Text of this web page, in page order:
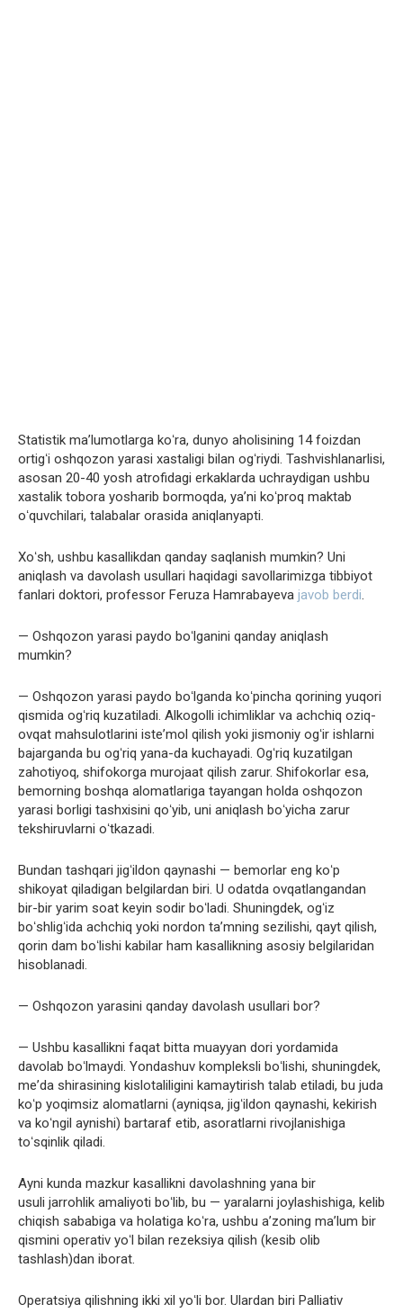
Statistik maʼlumotlarga koʻra, dunyo aholisining 14 foizdan
ortigʻi oshqozon yarasi xastaligi bilan ogʻriydi. Tashvishlanarlisi,
asosan 20-40 yosh atrofidagi erkaklarda uchraydigan ushbu
xastalik tobora yosharib bormoqda, yaʼni koʻproq maktab
oʻquvchilari, talabalar orasida aniqlanyapti.
Xoʻsh, ushbu kasallikdan qanday saqlanish mumkin? Uni
aniqlash va davolash usullari haqidagi savollarimizga tibbiyot
fanlari doktori, professor Feruza Hamrabayeva javob berdi.
— Oshqozon yarasi paydo boʻlganini qanday aniqlash
mumkin?
— Oshqozon yarasi paydo boʻlganda koʻpincha qorining yuqori
qismida ogʻriq kuzatiladi. Alkogolli ichimliklar va achchiq oziq-
ovqat mahsulotlarini isteʼmol qilish yoki jismoniy ogʻir ishlarni
bajarganda bu ogʻriq yana-da kuchayadi. Ogʻriq kuzatilgan
zahotiyoq, shifokorga murojaat qilish zarur. Shifokorlar esa,
bemorning boshqa alomatlariga tayangan holda oshqozon
yarasi borligi tashxisini qoʻyib, uni aniqlash boʻyicha zarur
tekshiruvlarni oʻtkazadi.
Bundan tashqari jigʻildon qaynashi — bemorlar eng koʻp
shikoyat qiladigan belgilardan biri. U odatda ovqatlangandan
bir-bir yarim soat keyin sodir boʻladi. Shuningdek, ogʻiz
boʻshligʻida achchiq yoki nordon taʼmning sezilishi, qayt qilish,
qorin dam boʻlishi kabilar ham kasallikning asosiy belgilaridan
hisoblanadi.
— Oshqozon yarasini qanday davolash usullari bor?
— Ushbu kasallikni faqat bitta muayyan dori yordamida
davolab boʻlmaydi. Yondashuv kompleksli boʻlishi, shuningdek,
meʼda shirasining kislotaliligini kamaytirish talab etiladi, bu juda
koʻp yoqimsiz alomatlarni (ayniqsa, jigʻildon qaynashi, kekirish
va koʻngil aynishi) bartaraf etib, asoratlarni rivojlanishiga
toʻsqinlik qiladi.
Ayni kunda mazkur kasallikni davolashning yana bir
usuli jarrohlik amaliyoti boʻlib, bu — yaralarni joylashishiga, kelib
chiqish sababiga va holatiga koʻra, ushbu aʼzoning maʼlum bir
qismini operativ yoʻl bilan rezeksiya qilish (kesib olib
tashlash)dan iborat.
Operatsiya qilishning ikki xil yoʻli bor. Ulardan biri Palliativ